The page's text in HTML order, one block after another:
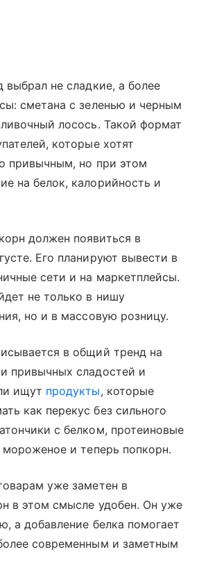
выбрал не сладкие, а более
сметана с зеленью и черным
лосось. Такой формат
которые хотят
привычным, но при этом
на белок, калорийность и
должен появиться в
Его планируют вывести в
сети и на маркетплейсы.
не только в нишу
но и в массовую розницу.
в общий тренд на
привычных сладостей и
ищут продукты, которые
как перекус без сильного
с белком, протеиновые
мороженое и теперь попкорн.
уже заметен в
в этом смысле удобен. Он уже
а добавление белка помогает
современным и заметным